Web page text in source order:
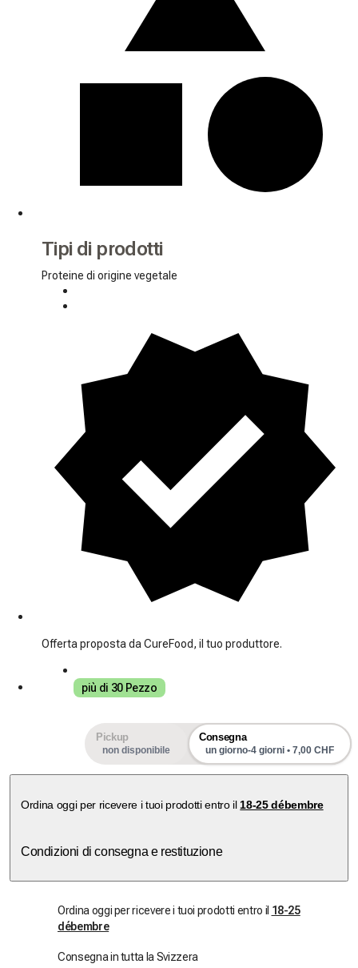
Tipi di prodotti
Proteine ​​di origine vegetale
Offerta proposta da CureFood, il tuo produttore.
più di 30 Pezzo
Pickup
non disponibile
Consegna
un giorno-4 giorni • 7,00 CHF
Ordina oggi per ricevere i tuoi prodotti entro il 18-25 débembre
Condizioni di consegna e restituzione
Ordina oggi per ricevere i tuoi prodotti entro il 18-25
débembre
Consegna in tutta la Svizzera